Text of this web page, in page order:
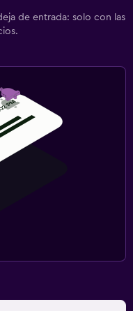
de entrada: solo con las